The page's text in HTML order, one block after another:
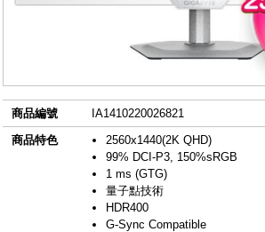
商品編號
IA1410220026821
商品特色
2560x1440(2K QHD)
99% DCI-P3, 150%sRGB
1 ms (GTG)
量子點技術
HDR400
G-Sync Compatible